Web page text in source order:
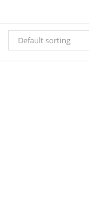
Default sorting